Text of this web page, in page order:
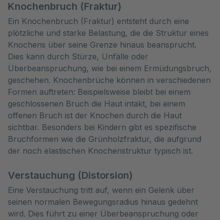
Knochenbruch (Fraktur)
Ein Knochenbruch (Fraktur) entsteht durch eine
plötzliche und starke Belastung, die die Struktur eines
Knochens über seine Grenze hinaus beansprucht.
Dies kann durch Stürze, Unfälle oder
Überbeanspruchung, wie bei einem Ermüdungsbruch,
geschehen. Knochenbrüche können in verschiedenen
Formen auftreten: Beispielsweise bleibt bei einem
geschlossenen Bruch die Haut intakt, bei einem
offenen Bruch ist der Knochen durch die Haut
sichtbar. Besonders bei Kindern gibt es spezifische
Bruchformen wie die Grünholzfraktur, die aufgrund
der noch elastischen Knochenstruktur typisch ist.
Verstauchung (Distorsion)
Eine Verstauchung tritt auf, wenn ein Gelenk über
seinen normalen Bewegungsradius hinaus gedehnt
wird. Dies führt zu einer Überbeanspruchung oder